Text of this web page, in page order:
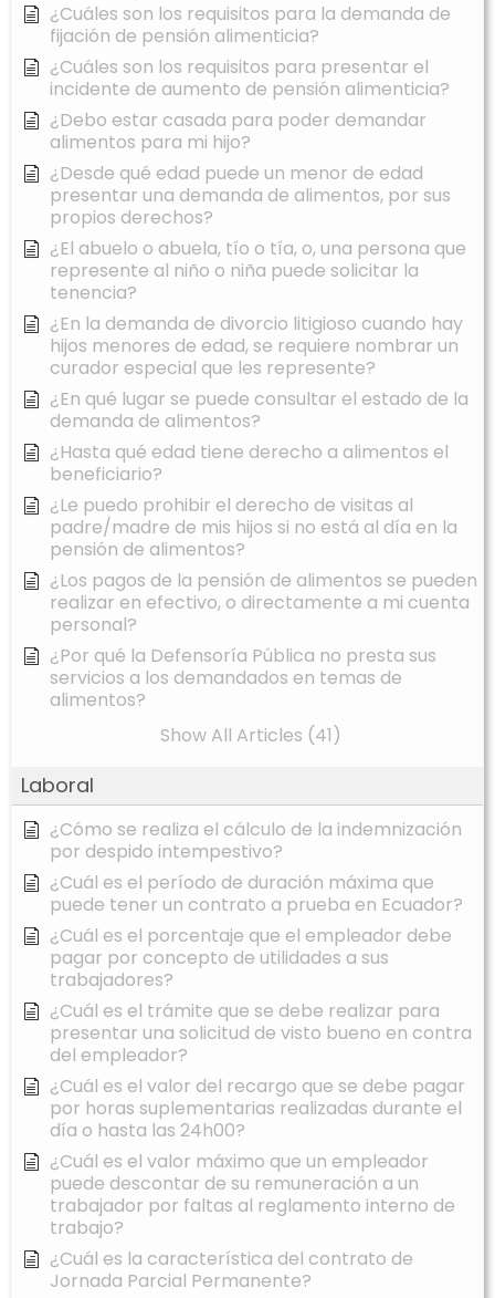
¿Cuáles son los requisitos para la demanda de
fijación de pensión alimenticia?
¿Cuáles son los requisitos para presentar el
incidente de aumento de pensión alimenticia?
¿Debo estar casada para poder demandar
alimentos para mi hijo?
¿Desde qué edad puede un menor de edad
presentar una demanda de alimentos, por sus
propios derechos?
¿El abuelo o abuela, tío o tía, o, una persona que
represente al niño o niña puede solicitar la
tenencia?
¿En la demanda de divorcio litigioso cuando hay
hijos menores de edad, se requiere nombrar un
curador especial que les represente?
¿En qué lugar se puede consultar el estado de la
demanda de alimentos?
¿Hasta qué edad tiene derecho a alimentos el
beneficiario?
¿Le puedo prohibir el derecho de visitas al
padre/madre de mis hijos si no está al día en la
pensión de alimentos?
¿Los pagos de la pensión de alimentos se pueden
realizar en efectivo, o directamente a mi cuenta
personal?
¿Por qué la Defensoría Pública no presta sus
servicios a los demandados en temas de
alimentos?
Show All Articles (41)
Laboral
¿Cómo se realiza el cálculo de la indemnización
por despido intempestivo?
¿Cuál es el período de duración máxima que
puede tener un contrato a prueba en Ecuador?
¿Cuál es el porcentaje que el empleador debe
pagar por concepto de utilidades a sus
trabajadores?
¿Cuál es el trámite que se debe realizar para
presentar una solicitud de visto bueno en contra
del empleador?
¿Cuál es el valor del recargo que se debe pagar
por horas suplementarias realizadas durante el
día o hasta las 24h00?
¿Cuál es el valor máximo que un empleador
puede descontar de su remuneración a un
trabajador por faltas al reglamento interno de
trabajo?
¿Cuál es la característica del contrato de
Jornada Parcial Permanente?